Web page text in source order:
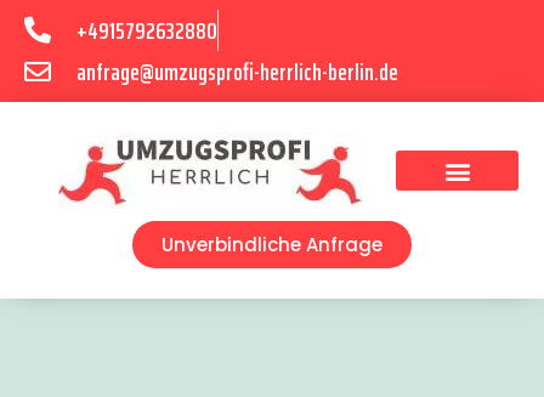
+4915792632880
anfrage@umzugsprofi-herrlich-berlin.de
Unverbindliche Anfrage